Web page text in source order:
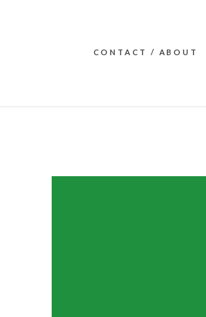
CONTACT / ABOUT